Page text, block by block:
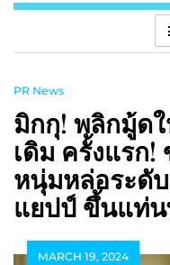
PR News
มิกกุ! พลิกมู้ด
เดิม ครั้งแรก!
หนุ่มหล่อระดั
แยปป์ ขึ้นแท่น
MARCH 19, 2024